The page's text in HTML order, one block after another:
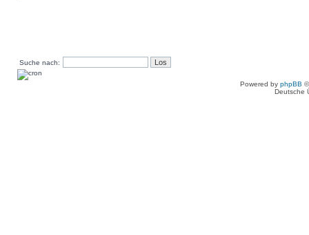
Suche nach:
Powered by phpBB
Deutsche